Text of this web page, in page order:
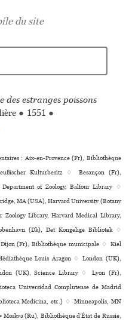
des estranges poissons
● 1551 ●
: Aix-en-Provence (Fr), Bibliothèque
Kulturbesitz ♢ Besançon (Fr),
of Zoology, Balfour Library ♢
MA (USA), Harvard University (Botany
Library, Harvard Medical Library,
(Dk), Det Kongelige Bibliotek ♢
(Fr), Bibliothèque muni­ci­pale ♢ Kiel
Louis Aragon ♢ London (UK),
(UK), Science Library ♢ Lyon (Fr),
Universidad Complutense de Madrid
Medicina, etc.) ♢ Minneapolis, MN
(Ru), Bibliothèque d’État de Russie,